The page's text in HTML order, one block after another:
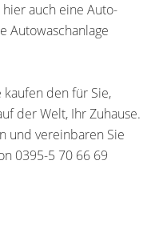
auch eine Auto-
Autowaschanlage
kaufen den für Sie,
der Welt, Ihr Zuhause.
und vereinbaren Sie
0395-5 70 66 69